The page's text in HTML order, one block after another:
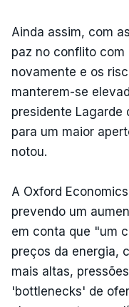
Ainda assim, com
paz no conflito com
novamente e os
manterem-se
presidente Lagarde
para um maior
notou.
A Oxford
prevendo um
em conta que "um
preços da energia,
mais altas,
'bottlenecks' de